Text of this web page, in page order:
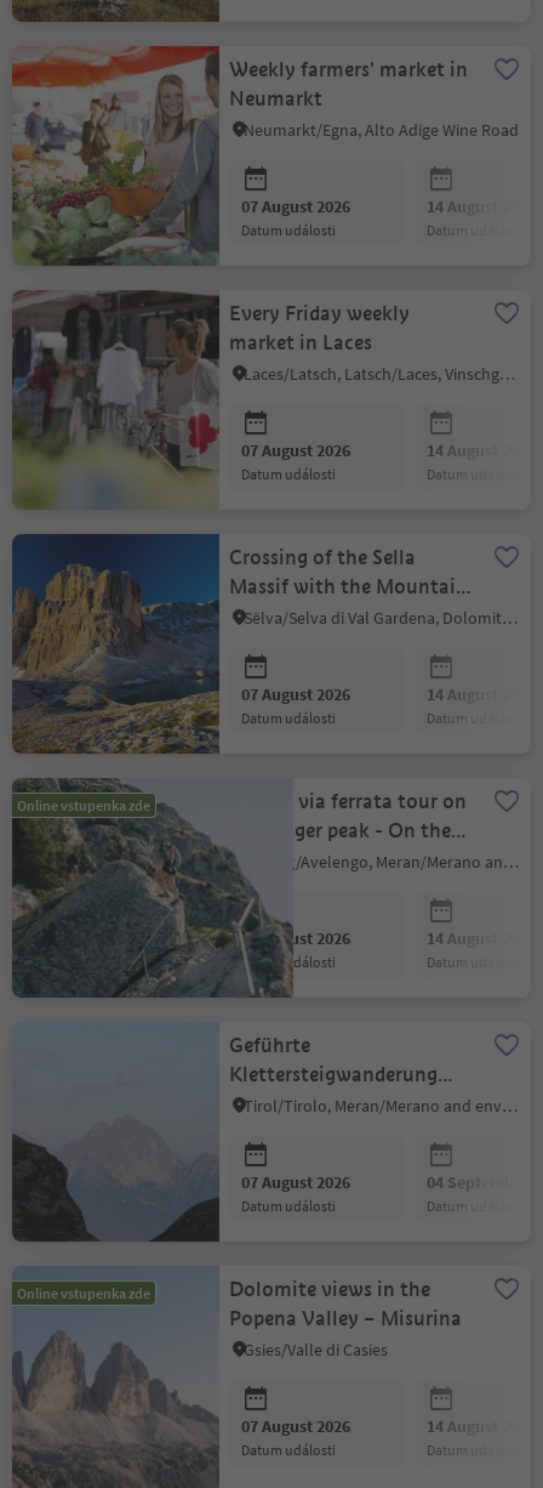
Weekly farmers' market in
Neumarkt
Neumarkt/Egna, Alto Adige Wine Road
07 August 2026
datum události
14 August 2026
datum události
Every Friday weekly
market in Laces
Laces/Latsch, Latsch/Laces, Vinschgau/Val Venosta
07 August 2026
datum události
14 August 2026
datum události
Crossing of the Sella
Massif with the Mountain
Guides GardenaGuides
Sëlva/Selva di Val Gardena, Dolomites Region Val Gardena
07 August 2026
datum události
14 August 2026
datum události
Online vstupenka zde
Guided via ferrata tour on
the Ifinger peak - On the
move
Hafling/Avelengo, Meran/Merano and environs
07 August 2026
datum události
14 August 2026
datum události
Geführte
Klettersteigwanderung
auf dem Heini Holzer
Tirol/Tirolo, Meran/Merano and environs
07 August 2026
datum události
04 September
datum události
Online vstupenka zde
Dolomite views in the
Popena Valley – Misurina
Gsies/Valle di Casies
07 August 2026
datum události
14 August 2026
datum události